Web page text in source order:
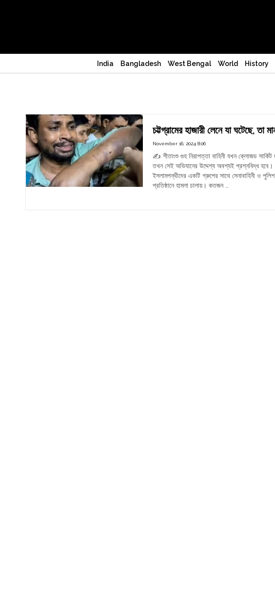
India Bangladesh West Bengal World History
চট্টগ্রামের হাজারী লেনে যা ঘটেছে, তা
November 16, 2024 8:06
✍️ শীতাংশু গুহ নিরাপত্তা বাহিনী যখন ক্লোজড সার্কিট
তখন সেই অভিযানের উদ্দেশ্য অবশ্যই প্রশ্নবিদ্ধ হবে।
ইসলামপন্থীদের একটি গ্রুপের সাথে সেনাবাহিনী ও
প্রতিষ্ঠানে হামলা চালায়। কতজন …